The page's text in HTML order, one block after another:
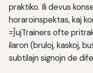
praktiko. Ili devus
horaroinspektas, kaj
=ĴujTrainers ofte
ilaron (bruloj, kaskoj,
subtilajn signojn de